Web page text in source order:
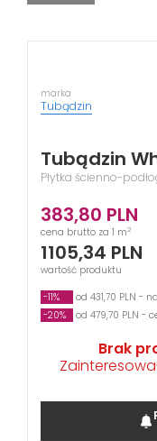
marka
Tubądzin
Tubądzin
Płytka ścienno-
383,80 PLN
cena brutto za 1 m2
1105,34 PLN
wartość produktu
-11%
od 431,70 PLN -
-20%
od 479,70 PLN -
Brak